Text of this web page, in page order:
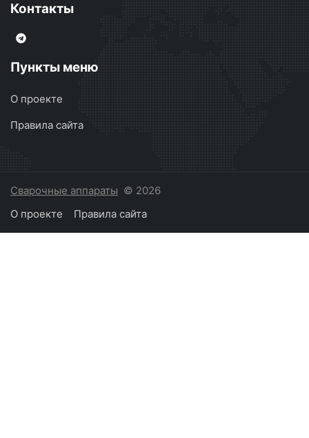
Контакты
Пункты меню
О проекте
Правила сайта
Сварочные аппараты © 2026
О проекте
Правила сайта